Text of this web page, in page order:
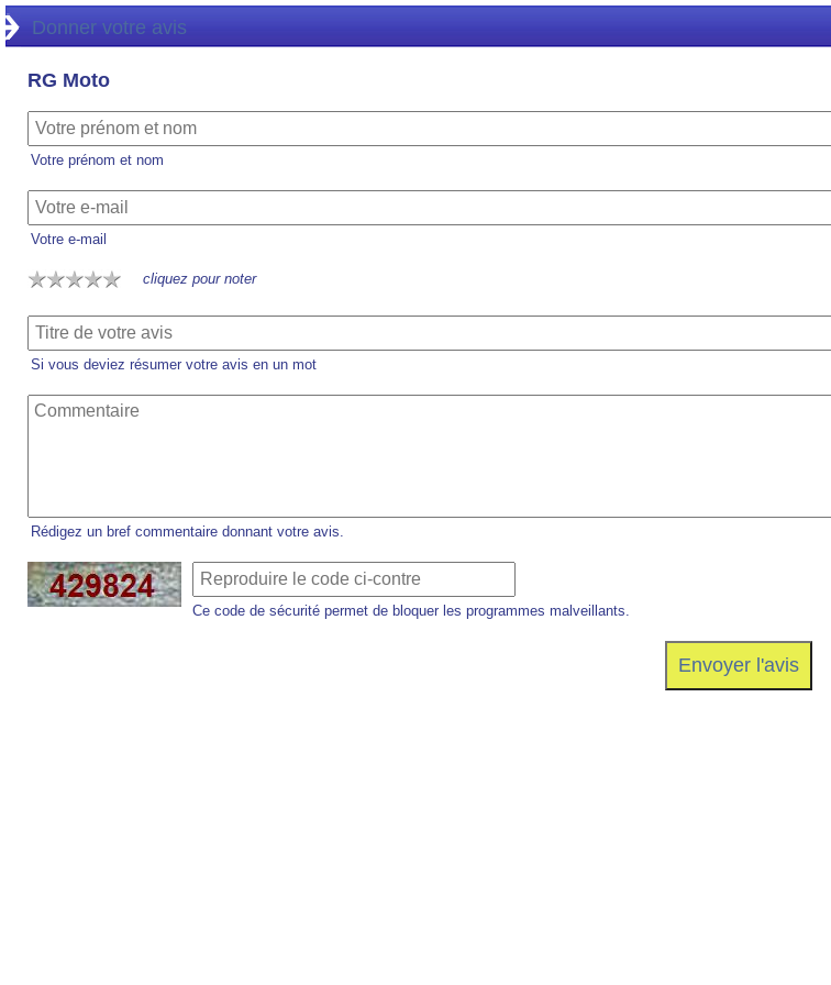
Donner votre avis
RG Moto
Votre prénom et nom
Votre e-mail
cliquez pour noter
Si vous deviez résumer votre avis en un mot
Rédigez un bref commentaire donnant votre avis.
Ce code de sécurité permet de bloquer les programmes malveillants.